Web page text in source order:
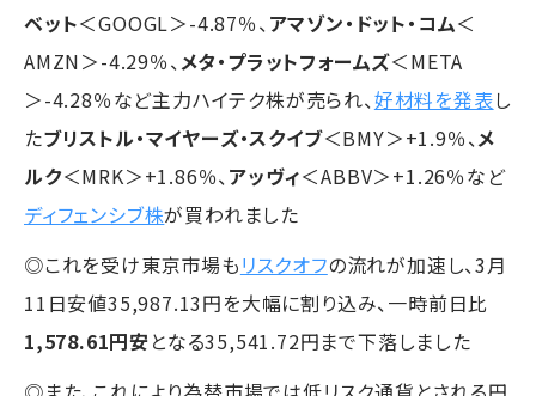
ベット＜GOOGL＞-4.87％、アマゾン・ドット・コム＜
AMZN＞-4.29％、メタ・プラットフォームズ＜META
＞-4.28％など主力ハイテク株が売られ、好材料を発表し
たブリストル・マイヤーズ・スクイブ＜BMY＞+1.9％、メ
ルク＜MRK＞+1.86％、アッヴィ＜ABBV＞+1.26％など
ディフェンシブ株が買われました
◎これを受け東京市場もリスクオフの流れが加速し、3月
11日安値35,987.13円を大幅に割り込み、一時前日比
1,578.61円安となる35,541.72円まで下落しました